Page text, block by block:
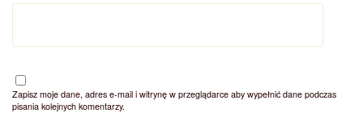
Zapisz moje dane, adres e-mail i witrynę w przeglądarce aby wypełnić dane podczas
pisania kolejnych komentarzy.